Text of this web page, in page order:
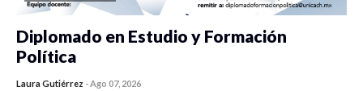
Diplomado en Estudio y Formación
Política
Laura Gutiérrez -Ago 07, 2026